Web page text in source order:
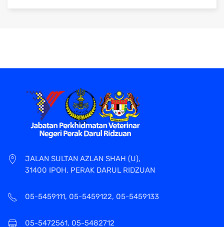
JALAN SULTAN AZLAN SHAH (U),
31400 IPOH, PERAK DARUL RIDZUAN
05-5459111, 05-5459122, 05-5459133
05-5472561, 05-5482712